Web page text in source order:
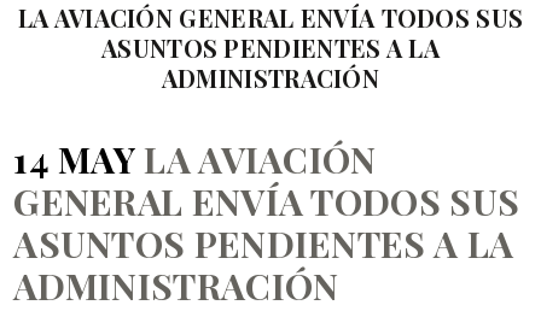
LA AVIACIÓN GENERAL ENVÍA TODOS SUS
ASUNTOS PENDIENTES A LA
ADMINISTRACIÓN
14 MAYLA AVIACIÓN
GENERAL ENVÍA TODOS SUS
ASUNTOS PENDIENTES A LA
ADMINISTRACIÓN